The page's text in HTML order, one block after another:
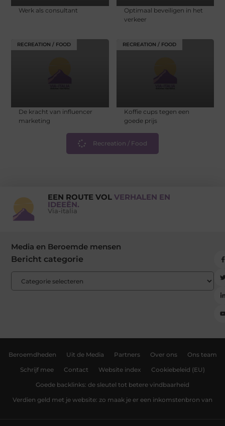
Werk als consultant
Optimaal beveiligen in het
verkeer
RECREATION / FOOD
De kracht van influencer
marketing
RECREATION / FOOD
Koffie cups tegen een
goede prijs
Recreation / Food
EEN ROUTE VOL VERHALEN EN
IDEEËN.
Via-italia
Media en Beroemde mensen
Bericht categorie
Beroemdheden Uit de Media Partners Over ons Ons team
Schrijf mee Contact Website index Cookiebeleid (EU)
Goede backlinks: de sleutel tot betere vindbaarheid
Verdien geld met je website: zo maak je er een inkomstenbron van